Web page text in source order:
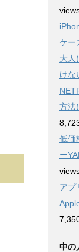
ケー
大人
けな
方法
低価
ー
アプ
中の